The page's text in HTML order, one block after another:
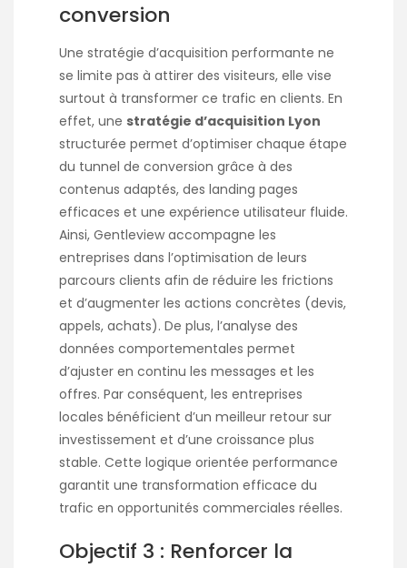
conversion
Une stratégie d’acquisition performante ne
se limite pas à attirer des visiteurs, elle vise
surtout à transformer ce trafic en clients. En
effet, une stratégie d’acquisition Lyon
structurée permet d’optimiser chaque étape
du tunnel de conversion grâce à des
contenus adaptés, des landing pages
efficaces et une expérience utilisateur fluide.
Ainsi, Gentleview accompagne les
entreprises dans l’optimisation de leurs
parcours clients afin de réduire les frictions
et d’augmenter les actions concrètes (devis,
appels, achats). De plus, l’analyse des
données comportementales permet
d’ajuster en continu les messages et les
offres. Par conséquent, les entreprises
locales bénéficient d’un meilleur retour sur
investissement et d’une croissance plus
stable. Cette logique orientée performance
garantit une transformation efficace du
trafic en opportunités commerciales réelles.
Objectif 3 : Renforcer la